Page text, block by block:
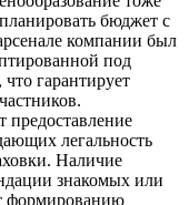
бюджет с
компании был
под
гарантирует
предоставление
легальность
Наличие
знакомых или
формированию